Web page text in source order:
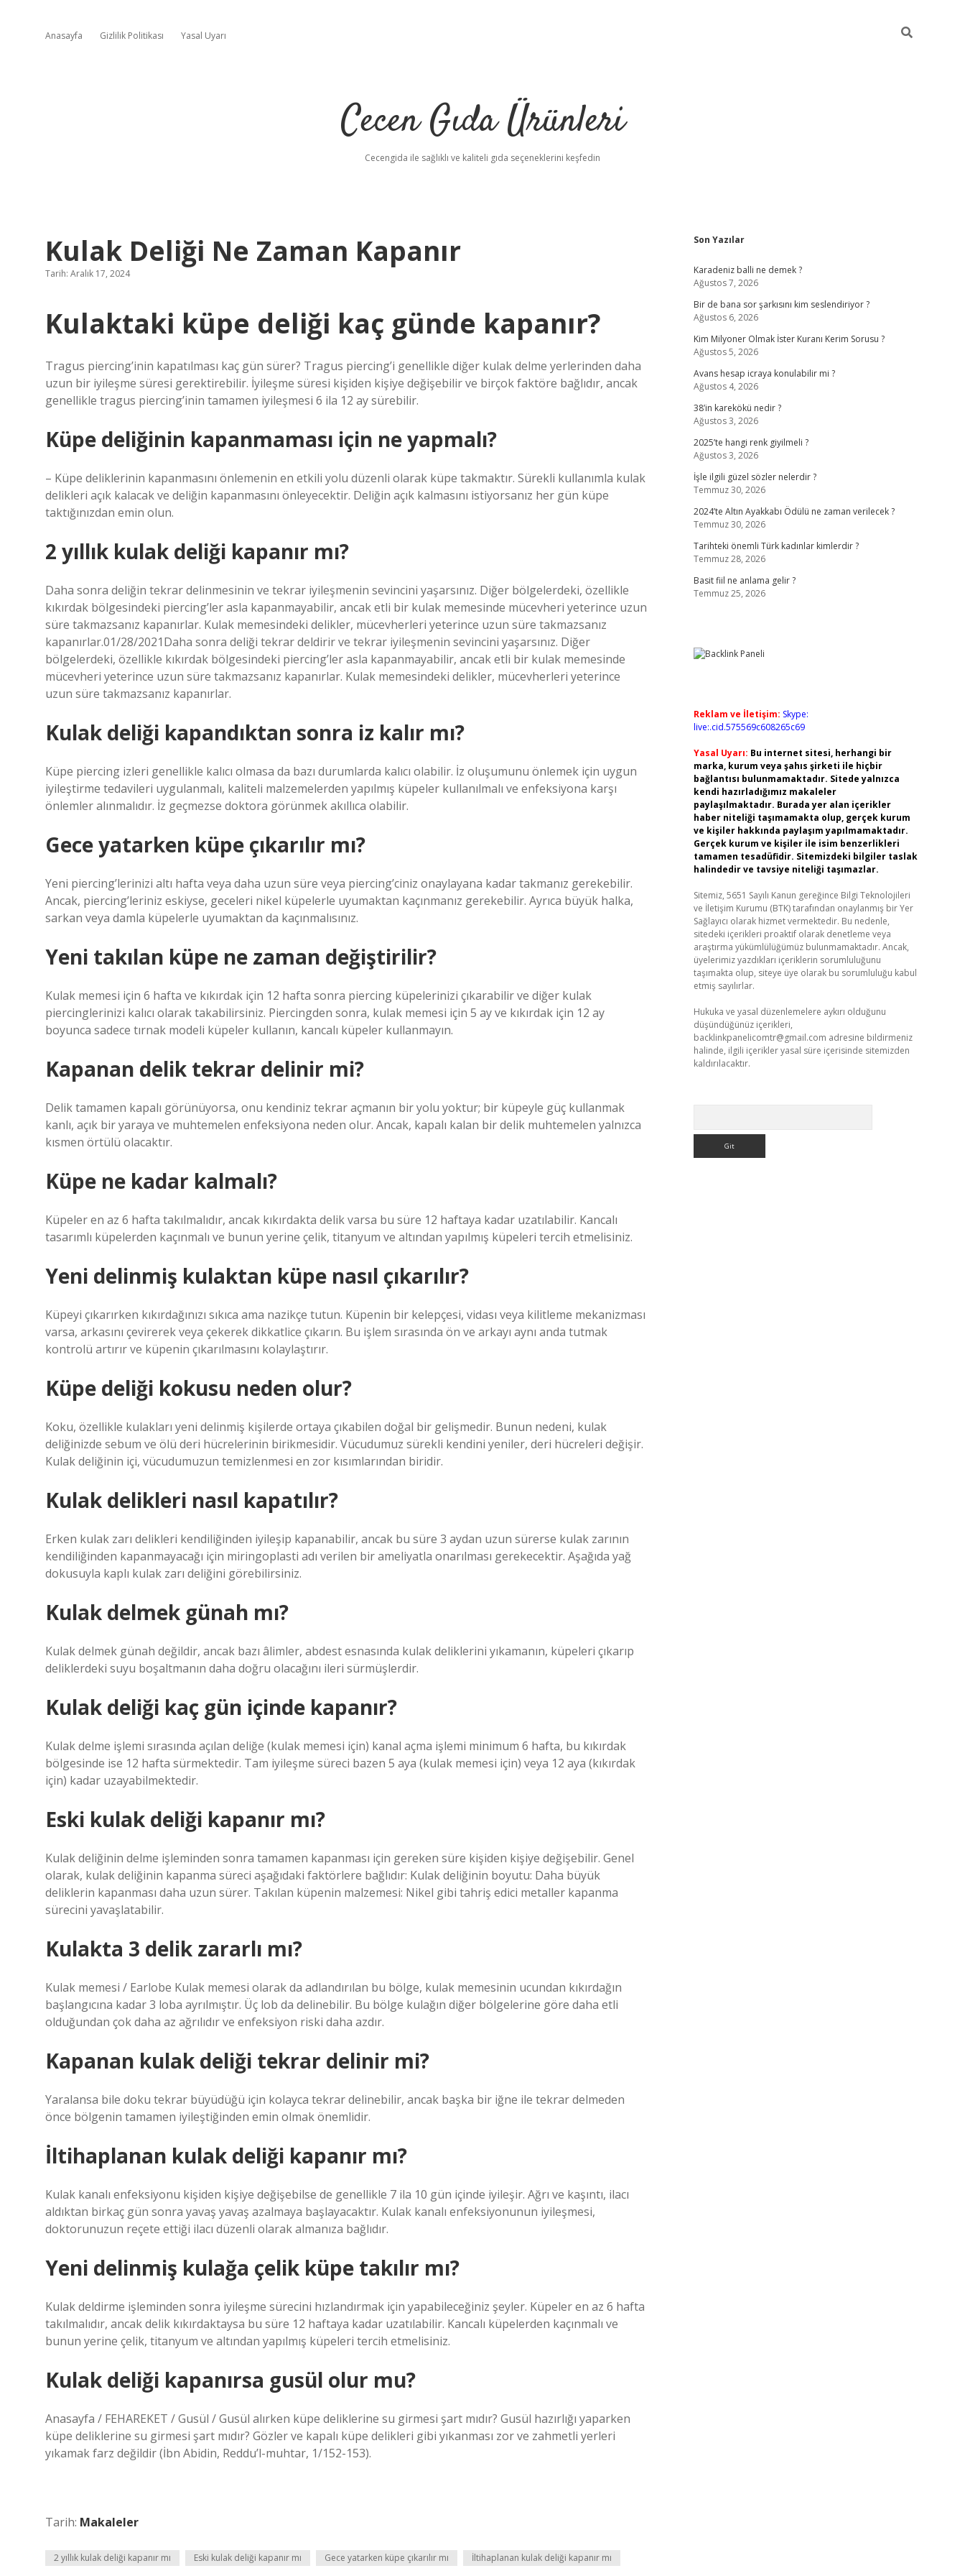
Anasayfa Gizlilik Politikası Yasal Uyarı
Cecen Gıda Ürünleri
Cecengida ile sağlıklı ve kaliteli gıda seçeneklerini keşfedin
Kulak Deliği Ne Zaman Kapanır
Tarih: Aralık 17, 2024
Kulaktaki küpe deliği kaç günde kapanır?
Tragus piercing’inin kapatılması kaç gün sürer? Tragus piercing’i genellikle diğer kulak delme yerlerinden daha
uzun bir iyileşme süresi gerektirebilir. İyileşme süresi kişiden kişiye değişebilir ve birçok faktöre bağlıdır, ancak
genellikle tragus piercing’inin tamamen iyileşmesi 6 ila 12 ay sürebilir.
Küpe deliğinin kapanmaması için ne yapmalı?
– Küpe deliklerinin kapanmasını önlemenin en etkili yolu düzenli olarak küpe takmaktır. Sürekli kullanımla kulak
delikleri açık kalacak ve deliğin kapanmasını önleyecektir. Deliğin açık kalmasını istiyorsanız her gün küpe
taktığınızdan emin olun.
2 yıllık kulak deliği kapanır mı?
Daha sonra deliğin tekrar delinmesinin ve tekrar iyileşmenin sevincini yaşarsınız. Diğer bölgelerdeki, özellikle
kıkırdak bölgesindeki piercing’ler asla kapanmayabilir, ancak etli bir kulak memesinde mücevheri yeterince uzun
süre takmazsanız kapanırlar. Kulak memesindeki delikler, mücevherleri yeterince uzun süre takmazsanız
kapanırlar.01/28/2021Daha sonra deliği tekrar deldirir ve tekrar iyileşmenin sevincini yaşarsınız. Diğer
bölgelerdeki, özellikle kıkırdak bölgesindeki piercing’ler asla kapanmayabilir, ancak etli bir kulak memesinde
mücevheri yeterince uzun süre takmazsanız kapanırlar. Kulak memesindeki delikler, mücevherleri yeterince
uzun süre takmazsanız kapanırlar.
Kulak deliği kapandıktan sonra iz kalır mı?
Küpe piercing izleri genellikle kalıcı olmasa da bazı durumlarda kalıcı olabilir. İz oluşumunu önlemek için uygun
iyileştirme tedavileri uygulanmalı, kaliteli malzemelerden yapılmış küpeler kullanılmalı ve enfeksiyona karşı
önlemler alınmalıdır. İz geçmezse doktora görünmek akıllıca olabilir.
Gece yatarken küpe çıkarılır mı?
Yeni piercing’lerinizi altı hafta veya daha uzun süre veya piercing’ciniz onaylayana kadar takmanız gerekebilir.
Ancak, piercing’leriniz eskiyse, geceleri nikel küpelerle uyumaktan kaçınmanız gerekebilir. Ayrıca büyük halka,
sarkan veya damla küpelerle uyumaktan da kaçınmalısınız.
Yeni takılan küpe ne zaman değiştirilir?
Kulak memesi için 6 hafta ve kıkırdak için 12 hafta sonra piercing küpelerinizi çıkarabilir ve diğer kulak
piercinglerinizi kalıcı olarak takabilirsiniz. Piercingden sonra, kulak memesi için 5 ay ve kıkırdak için 12 ay
boyunca sadece tırnak modeli küpeler kullanın, kancalı küpeler kullanmayın.
Kapanan delik tekrar delinir mi?
Delik tamamen kapalı görünüyorsa, onu kendiniz tekrar açmanın bir yolu yoktur; bir küpeyle güç kullanmak
kanlı, açık bir yaraya ve muhtemelen enfeksiyona neden olur. Ancak, kapalı kalan bir delik muhtemelen yalnızca
kısmen örtülü olacaktır.
Küpe ne kadar kalmalı?
Küpeler en az 6 hafta takılmalıdır, ancak kıkırdakta delik varsa bu süre 12 haftaya kadar uzatılabilir. Kancalı
tasarımlı küpelerden kaçınmalı ve bunun yerine çelik, titanyum ve altından yapılmış küpeleri tercih etmelisiniz.
Yeni delinmiş kulaktan küpe nasıl çıkarılır?
Küpeyi çıkarırken kıkırdağınızı sıkıca ama nazikçe tutun. Küpenin bir kelepçesi, vidası veya kilitleme mekanizması
varsa, arkasını çevirerek veya çekerek dikkatlice çıkarın. Bu işlem sırasında ön ve arkayı aynı anda tutmak
kontrolü artırır ve küpenin çıkarılmasını kolaylaştırır.
Küpe deliği kokusu neden olur?
Koku, özellikle kulakları yeni delinmiş kişilerde ortaya çıkabilen doğal bir gelişmedir. Bunun nedeni, kulak
deliğinizde sebum ve ölü deri hücrelerinin birikmesidir. Vücudumuz sürekli kendini yeniler, deri hücreleri değişir.
Kulak deliğinin içi, vücudumuzun temizlenmesi en zor kısımlarından biridir.
Kulak delikleri nasıl kapatılır?
Erken kulak zarı delikleri kendiliğinden iyileşip kapanabilir, ancak bu süre 3 aydan uzun sürerse kulak zarının
kendiliğinden kapanmayacağı için miringoplasti adı verilen bir ameliyatla onarılması gerekecektir. Aşağıda yağ
dokusuyla kaplı kulak zarı deliğini görebilirsiniz.
Kulak delmek günah mı?
Kulak delmek günah değildir, ancak bazı âlimler, abdest esnasında kulak deliklerini yıkamanın, küpeleri çıkarıp
deliklerdeki suyu boşaltmanın daha doğru olacağını ileri sürmüşlerdir.
Kulak deliği kaç gün içinde kapanır?
Kulak delme işlemi sırasında açılan deliğe (kulak memesi için) kanal açma işlemi minimum 6 hafta, bu kıkırdak
bölgesinde ise 12 hafta sürmektedir. Tam iyileşme süreci bazen 5 aya (kulak memesi için) veya 12 aya (kıkırdak
için) kadar uzayabilmektedir.
Eski kulak deliği kapanır mı?
Kulak deliğinin delme işleminden sonra tamamen kapanması için gereken süre kişiden kişiye değişebilir. Genel
olarak, kulak deliğinin kapanma süreci aşağıdaki faktörlere bağlıdır: Kulak deliğinin boyutu: Daha büyük
deliklerin kapanması daha uzun sürer. Takılan küpenin malzemesi: Nikel gibi tahriş edici metaller kapanma
sürecini yavaşlatabilir.
Kulakta 3 delik zararlı mı?
Kulak memesi / Earlobe Kulak memesi olarak da adlandırılan bu bölge, kulak memesinin ucundan kıkırdağın
başlangıcına kadar 3 loba ayrılmıştır. Üç lob da delinebilir. Bu bölge kulağın diğer bölgelerine göre daha etli
olduğundan çok daha az ağrılıdır ve enfeksiyon riski daha azdır.
Kapanan kulak deliği tekrar delinir mi?
Yaralansa bile doku tekrar büyüdüğü için kolayca tekrar delinebilir, ancak başka bir iğne ile tekrar delmeden
önce bölgenin tamamen iyileştiğinden emin olmak önemlidir.
İltihaplanan kulak deliği kapanır mı?
Kulak kanalı enfeksiyonu kişiden kişiye değişebilse de genellikle 7 ila 10 gün içinde iyileşir. Ağrı ve kaşıntı, ilacı
aldıktan birkaç gün sonra yavaş yavaş azalmaya başlayacaktır. Kulak kanalı enfeksiyonunun iyileşmesi,
doktorunuzun reçete ettiği ilacı düzenli olarak almanıza bağlıdır.
Yeni delinmiş kulağa çelik küpe takılır mı?
Kulak deldirme işleminden sonra iyileşme sürecini hızlandırmak için yapabileceğiniz şeyler. Küpeler en az 6 hafta
takılmalıdır, ancak delik kıkırdaktaysa bu süre 12 haftaya kadar uzatılabilir. Kancalı küpelerden kaçınmalı ve
bunun yerine çelik, titanyum ve altından yapılmış küpeleri tercih etmelisiniz.
Kulak deliği kapanırsa gusül olur mu?
Anasayfa / FEHAREKET / Gusül / Gusül alırken küpe deliklerine su girmesi şart mıdır? Gusül hazırlığı yaparken
küpe deliklerine su girmesi şart mıdır? Gözler ve kapalı küpe delikleri gibi yıkanması zor ve zahmetli yerleri
yıkamak farz değildir (İbn Abidin, Reddu’l-muhtar, 1/152-153).
Tarih: Makaleler
2 yıllık kulak deliği kapanır mı Eski kulak deliği kapanır mı Gece yatarken küpe çıkarılır mı İltihaplanan kulak deliği kapanır mı
Sidebar
Son Yazılar
Karadeniz balli ne demek ?
Ağustos 7, 2026
Bir de bana sor şarkısını kim seslendiriyor ?
Ağustos 6, 2026
Kim Milyoner Olmak İster Kuranı Kerim Sorusu ?
Ağustos 5, 2026
Avans hesap icraya konulabilir mi ?
Ağustos 4, 2026
38’in karekökü nedir ?
Ağustos 3, 2026
2025’te hangi renk giyilmeli ?
Ağustos 3, 2026
İşle ilgili güzel sözler nelerdir ?
Temmuz 30, 2026
2024’te Altın Ayakkabı Ödülü ne zaman verilecek ?
Temmuz 30, 2026
Tarihteki önemli Türk kadınlar kimlerdir ?
Temmuz 28, 2026
Basit fiil ne anlama gelir ?
Temmuz 25, 2026
Reklam ve İletişim: Skype:
live:.cid.575569c608265c69
Yasal Uyarı: Bu internet sitesi, herhangi bir
marka, kurum veya şahıs şirketi ile hiçbir
bağlantısı bulunmamaktadır. Sitede yalnızca
kendi hazırladığımız makaleler
paylaşılmaktadır. Burada yer alan içerikler
haber niteliği taşımamakta olup, gerçek kurum
ve kişiler hakkında paylaşım yapılmamaktadır.
Gerçek kurum ve kişiler ile isim benzerlikleri
tamamen tesadüfidir. Sitemizdeki bilgiler taslak
halindedir ve tavsiye niteliği taşımazlar.
Sitemiz, 5651 Sayılı Kanun gereğince Bilgi Teknolojileri
ve İletişim Kurumu (BTK) tarafından onaylanmış bir Yer
Sağlayıcı olarak hizmet vermektedir. Bu nedenle,
sitedeki içerikleri proaktif olarak denetleme veya
araştırma yükümlülüğümüz bulunmamaktadır. Ancak,
üyelerimiz yazdıkları içeriklerin sorumluluğunu
taşımakta olup, siteye üye olarak bu sorumluluğu kabul
etmiş sayılırlar.
Hukuka ve yasal düzenlemelere aykırı olduğunu
düşündüğünüz içerikleri,
backlinkpanelicomtr@gmail.com adresine bildirmeniz
halinde, ilgili içerikler yasal süre içerisinde sitemizden
kaldırılacaktır.
https://hiltonbet-giris.com/